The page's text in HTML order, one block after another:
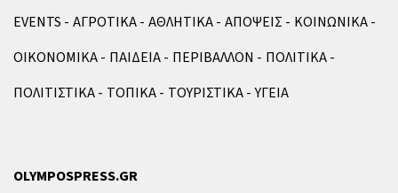
EVENTS ΑΓΡΟΤΙΚΑ ΑΘΛΗΤΙΚΑ ΑΠΟΨΕΙΣ
ΚΟΙΝΩΝΙΚΑ
ΟΙΚΟΝΟΜΙΚΑ
ΠΑΙΔΕΙΑ ΠΕΡΙΒΑΛΛΟΝ
ΠΟΛΙΤΙΚΑ
ΠΟΛΙΤΙΣΤΙΚΑ
ΤΟΠΙΚΑ ΤΟΥΡΙΣΤΙΚΑ ΥΓΕΙΑ
OLYMPOSPRESS.GR